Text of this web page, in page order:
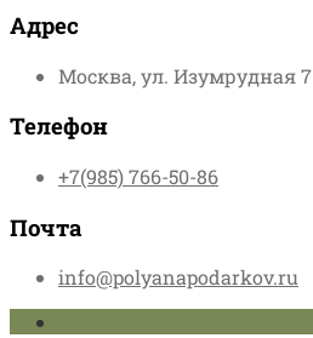
Адрес
Москва, ул. Изумрудная 7
Телефон
+7(985) 766-50-86
Почта
info@polyanapodarkov.ru